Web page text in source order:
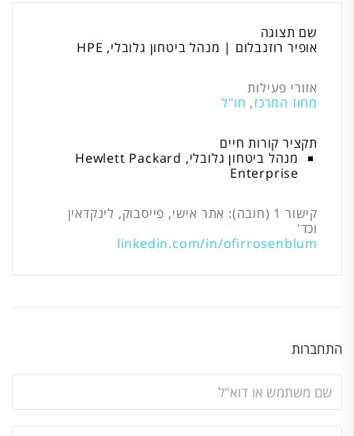
שם תצוגה
אופיר רוזנבלום | מנהל ביטחון גלובלי, HPE
אזורי פעילות
מחוז המרכז, חו"ל
תקציר קורות חיים
מנהל ביטחון גלובלי, Hewlett Packard
Enterprise
קישור 1 (חובה): אתר אישי, פייסבוק, לינקדאין
וכד'
linkedin.com/in/ofirrosenblum
התחברות